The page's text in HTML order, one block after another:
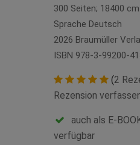
300 Seiten; 18400
Sprache Deutsch
2026 Braumüller
ISBN 978-3-99200-
(2
Rezension
auch als E-
verfügbar